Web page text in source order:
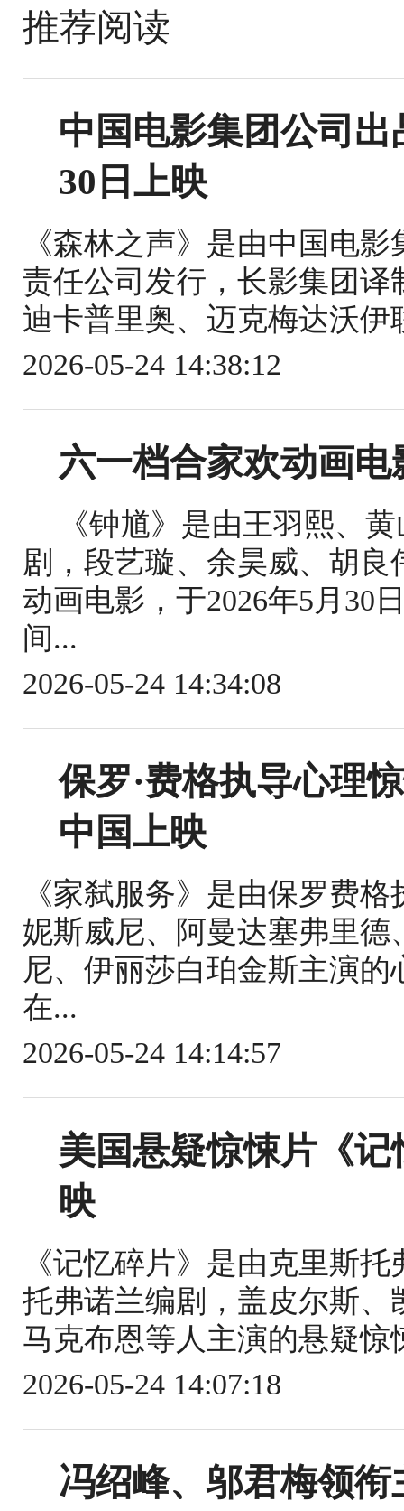
推荐阅读
中国电影集团公司
30日上映
《森林之声》是由中国电
责任公司发行，长影集团
迪卡普里奥、迈克梅达沃
2026-05-24 14:38:12
六一档合家欢动画
《钟馗》是由王羽熙、
剧，段艺璇、余昊威、胡
动画电影，于2026年5月30
间...
2026-05-24 14:34:08
保罗·费格执导心理
中国上映
《家弑服务》是由保罗费
妮斯威尼、阿曼达塞弗里
尼、伊丽莎白珀金斯主演的
在...
2026-05-24 14:14:57
美国悬疑惊悚片《
映
《记忆碎片》是由克里斯
托弗诺兰编剧，盖皮尔斯
马克布恩等人主演的悬疑惊
2026-05-24 14:07:18
冯绍峰、邬君梅领